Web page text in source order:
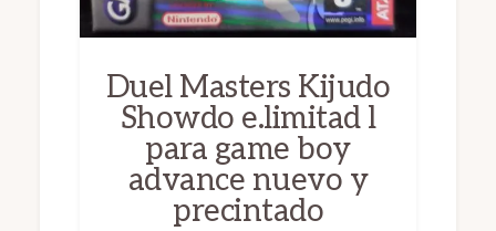
Duel Masters Kijudo
Showdo e.limitad l
para game boy
advance nuevo y
precintado